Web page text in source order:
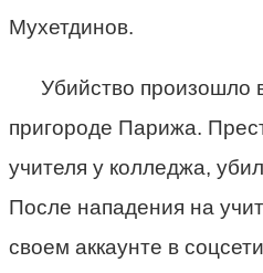
Мухетдинов.
Убийство произошло
пригороде Парижа.
учителя у колледжа,
После нападения на
своем аккаунте в